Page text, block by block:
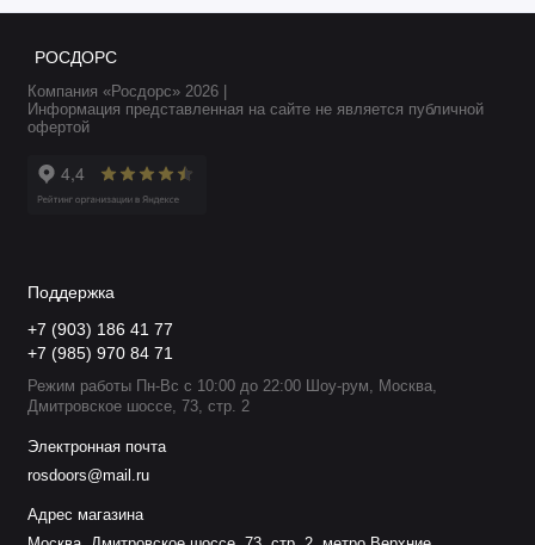
РОСДОРС
Компания «Росдорс» 2026 |
Информация представленная на сайте не является публичной
офертой
Поддержка
+7 (903) 186 41 77
+7 (985) 970 84 71
Режим работы Пн-Вс с 10:00 до 22:00 Шоу-рум, Москва,
Дмитровское шоссе, 73, стр. 2
Электронная почта
rosdoors@mail.ru
Адрес магазина